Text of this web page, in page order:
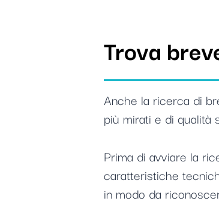
Trova
Anche la ricerca di
più mirati e di qualità
Prima di avviare la
caratteristiche
in modo da